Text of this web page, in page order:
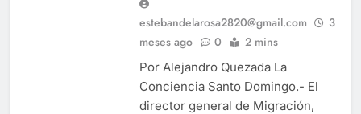
estebandelarosa2820@gmail.com
3
meses ago
0 2 mins
Por Alejandro Quezada La
Conciencia Santo Domingo.- El
director general de Migración,